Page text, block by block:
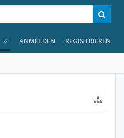
ANMELDEN REGISTRIEREN